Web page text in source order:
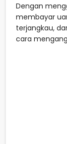
Dengan
membayar
terjangkau,
cara